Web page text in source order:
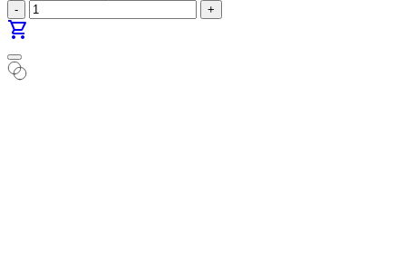
-
+
shopping_cart